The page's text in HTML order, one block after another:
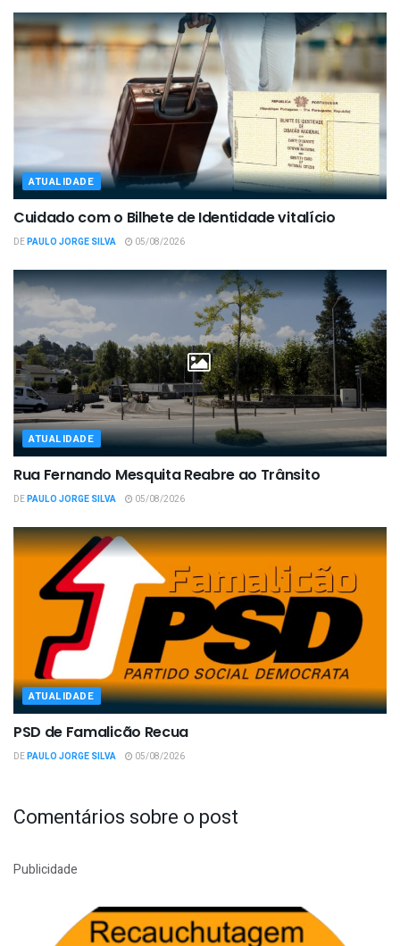
ATUALIDADE
Cuidado com o Bilhete de Identidade vitalício
DEPAULO JORGE SILVA 05/08/2026
ATUALIDADE
Rua Fernando Mesquita Reabre ao Trânsito
DEPAULO JORGE SILVA 05/08/2026
ATUALIDADE
PSD de Famalicão Recua
DEPAULO JORGE SILVA 05/08/2026
Comentários sobre o post
Publicidade